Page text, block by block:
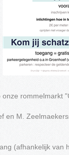
rommelmarkt
en M.
(afhankelijk van